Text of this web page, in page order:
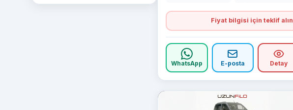
Fiyat bilgisi için teklif alın
WhatsApp E-posta Detay